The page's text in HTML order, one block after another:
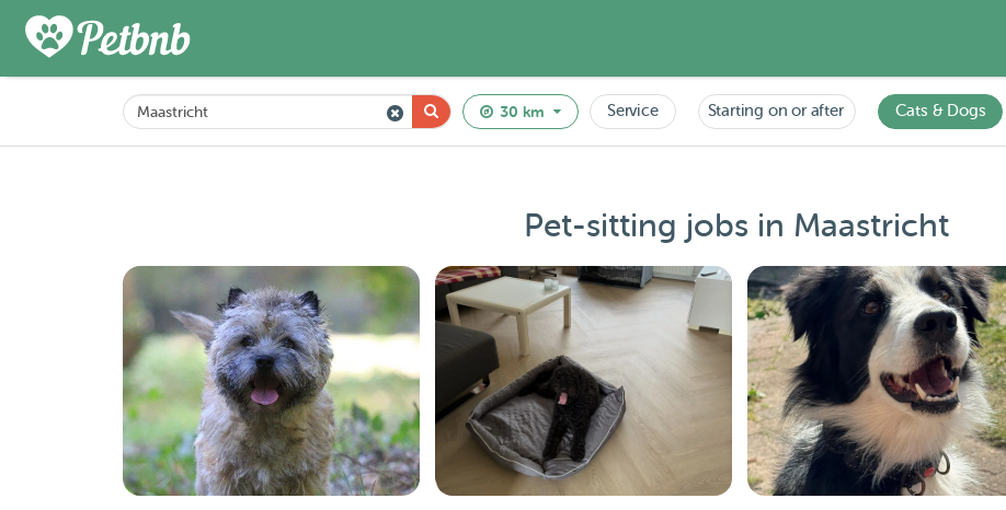
30 km Service Starting on or after Cats & Dogs
Pet-sitting jobs in Maastricht